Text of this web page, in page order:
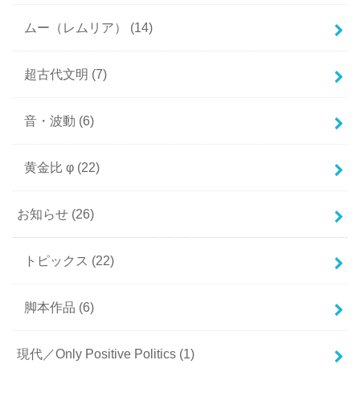
ムー（レムリア） (14)
超古代文明 (7)
音・波動 (6)
黄金比 φ (22)
お知らせ (26)
トピックス (22)
脚本作品 (6)
現代／Only Positive Politics (1)